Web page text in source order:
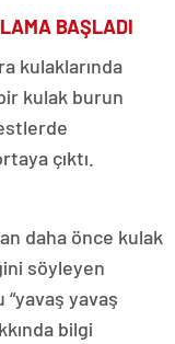
BAŞLADI
kulaklarında
kulak burun
çıktı.
daha önce kulak
söyleyen
yavaş
bilgi